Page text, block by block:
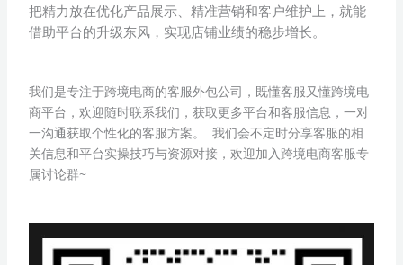
把精力放在优化产品展示、精准营销和客户维护上，就能
借助平台的升级东风，实现店铺业绩的稳步增长。
我们是专注于跨境电商的客服外包公司，既懂客服又懂跨境电
商平台，欢迎随时联系我们，获取更多平台和客服信息，一对
一沟通获取个性化的客服方案。 我们会不定时分享客服的相
关信息和平台实操技巧与资源对接，欢迎加入跨境电商客服专
属讨论群~